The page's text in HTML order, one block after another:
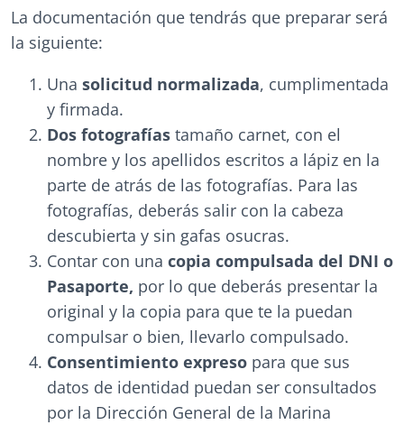
La documentación que tendrás que preparar será
la siguiente:
Una solicitud normalizada, cumplimentada
y firmada.
Dos fotografías tamaño carnet, con el
nombre y los apellidos escritos a lápiz en la
parte de atrás de las fotografías. Para las
fotografías, deberás salir con la cabeza
descubierta y sin gafas osucras.
Contar con una copia compulsada del DNI o
Pasaporte, por lo que deberás presentar la
original y la copia para que te la puedan
compulsar o bien, llevarlo compulsado.
Consentimiento expreso para que sus
datos de identidad puedan ser consultados
por la Dirección General de la Marina